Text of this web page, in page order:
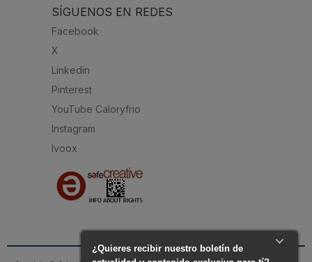
SÍGUENOS EN REDES
Facebook
X
Linkedin
Pinterest
YouTube Caloryfrio
Instagram
Ivoox